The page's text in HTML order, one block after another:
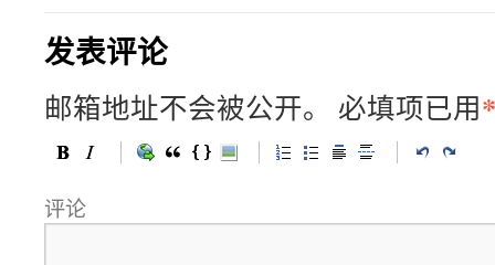
发表评论
邮箱地址不会被公开。 必填项已用*
评论